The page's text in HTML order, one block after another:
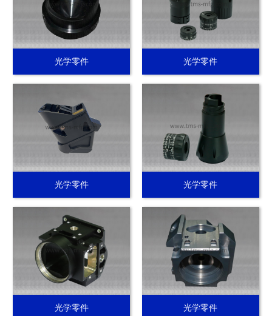
光学零件 光学零件
光学零件 光学零件
光学零件 光学零件